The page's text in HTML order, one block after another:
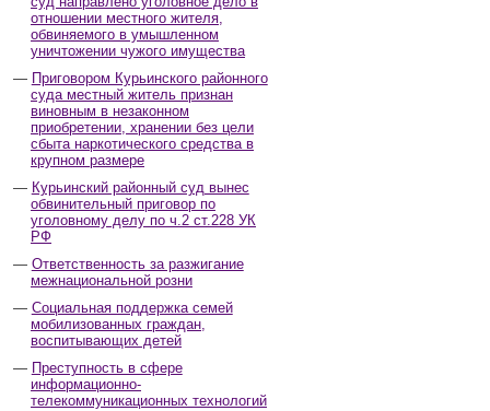
отношении местного жителя,
обвиняемого в умышленном
уничтожении чужого имущества
Приговором Курьинского районного
суда местный житель признан
виновным в незаконном
приобретении, хранении без цели
сбыта наркотического средства в
крупном размере
Курьинский районный суд вынес
обвинительный приговор по
уголовному делу по ч.2 ст.228 УК
РФ
Ответственность за разжигание
межнациональной розни
Социальная поддержка семей
мобилизованных граждан,
воспитывающих детей
Преступность в сфере
информационно-
телекоммуникационных технологий